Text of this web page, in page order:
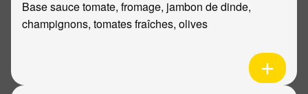
Base sauce tomate, fromage, jambon de dinde,
champignons, tomates fraîches, olives